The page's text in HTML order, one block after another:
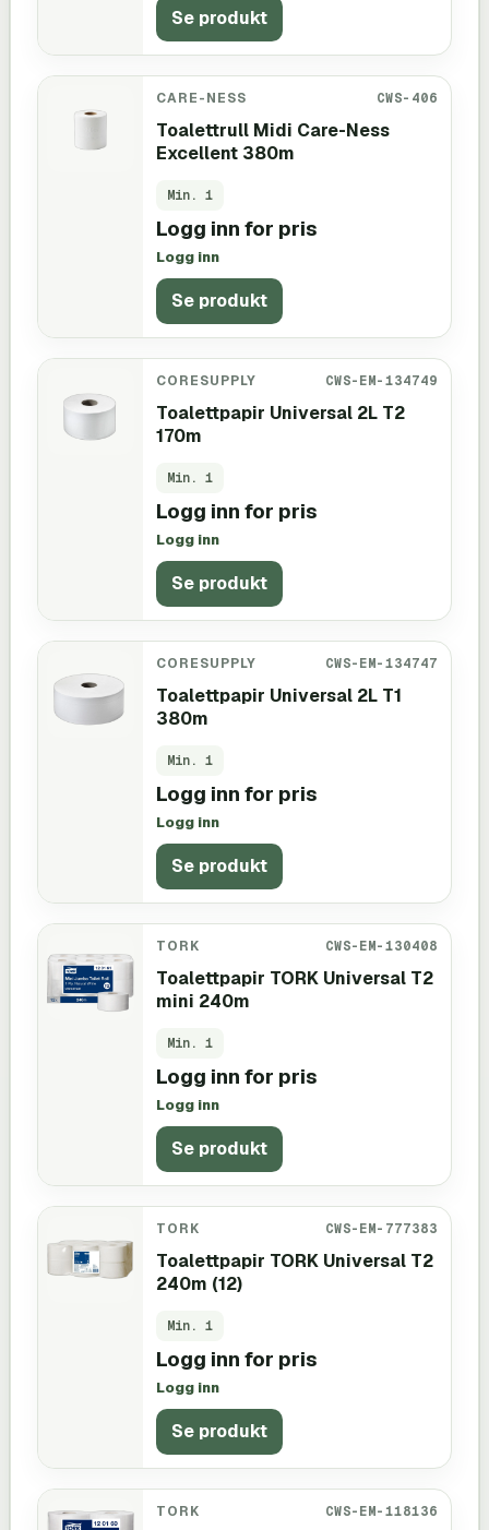
Se produkt
CARE-NESS CWS-406
Toalettrull Midi Care-Ness
Excellent 380m
Min. 1
Logg inn for pris
Logg inn
Se produkt
CORESUPPLY CWS-EM-134749
Toalettpapir Universal 2L T2
170m
Min. 1
Logg inn for pris
Logg inn
Se produkt
CORESUPPLY CWS-EM-134747
Toalettpapir Universal 2L T1
380m
Min. 1
Logg inn for pris
Logg inn
Se produkt
TORK CWS-EM-130408
Toalettpapir TORK Universal T2
mini 240m
Min. 1
Logg inn for pris
Logg inn
Se produkt
TORK CWS-EM-777383
Toalettpapir TORK Universal T2
240m (12)
Min. 1
Logg inn for pris
Logg inn
Se produkt
TORK CWS-EM-118136